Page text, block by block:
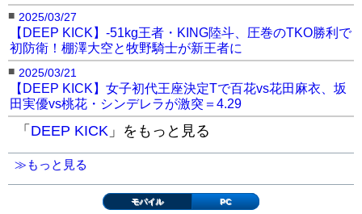
■ 2025/03/27
【DEEP KICK】-51kg王者・KING陸斗、圧巻のTKO勝利で
初防衛！棚澤大空と牧野騎士が新王者に
■ 2025/03/21
【DEEP KICK】女子初代王座決定Tで百花vs花田麻衣、坂
田実優vs桃花・シンデレラが激突＝4.29
「 DEEP KICK 」をもっと見る
≫もっと見る
モバイル PC